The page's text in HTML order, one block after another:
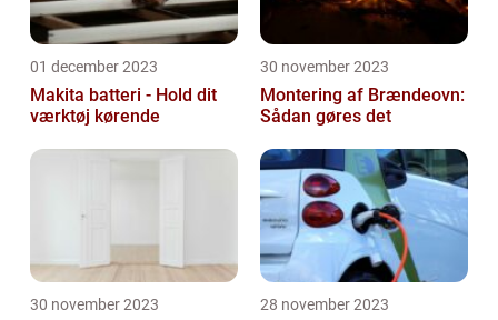
01 december 2023
Makita batteri - Hold dit
værktøj kørende
30 november 2023
Montering af Brændeovn:
Sådan gøres det
30 november 2023 28 november 2023